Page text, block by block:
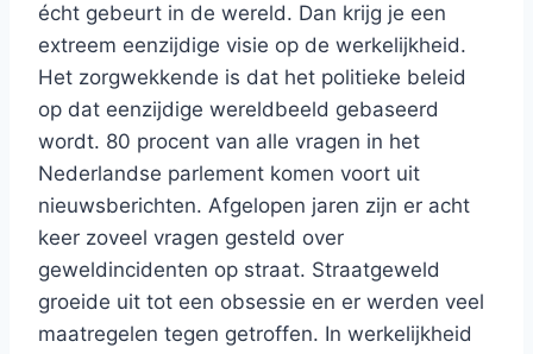
écht gebeurt in de wereld. Dan krijg je een
extreem eenzijdige visie op de werkelijkheid.
Het zorgwekkende is dat het politieke beleid
op dat eenzijdige wereldbeeld gebaseerd
wordt. 80 procent van alle vragen in het
Nederlandse parlement komen voort uit
nieuwsberichten. Afgelopen jaren zijn er acht
keer zoveel vragen gesteld over
geweldincidenten op straat. Straatgeweld
groeide uit tot een obsessie en er werden veel
maatregelen tegen getroffen. In werkelijkheid